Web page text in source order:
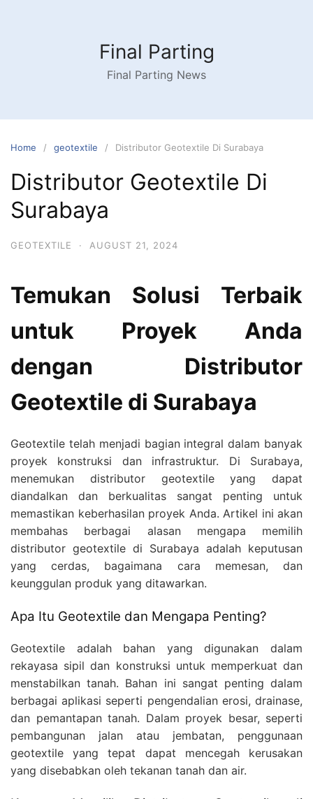
Final Parting
Final Parting News
Home geotextile Distributor Geotextile Di Surabaya
Distributor Geotextile Di
Surabaya
GEOTEXTILE · AUGUST 21, 2024
Temukan Solusi Terbaik
untuk Proyek Anda
dengan Distributor
Geotextile di Surabaya
Geotextile telah menjadi bagian integral dalam banyak
proyek konstruksi dan infrastruktur. Di Surabaya,
menemukan distributor geotextile yang dapat
diandalkan dan berkualitas sangat penting untuk
memastikan keberhasilan proyek Anda. Artikel ini akan
membahas berbagai alasan mengapa memilih
distributor geotextile di Surabaya adalah keputusan
yang cerdas, bagaimana cara memesan, dan
keunggulan produk yang ditawarkan.
Apa Itu Geotextile dan Mengapa Penting?
Geotextile adalah bahan yang digunakan dalam
rekayasa sipil dan konstruksi untuk memperkuat dan
menstabilkan tanah. Bahan ini sangat penting dalam
berbagai aplikasi seperti pengendalian erosi, drainase,
dan pemantapan tanah. Dalam proyek besar, seperti
pembangunan jalan atau jembatan, penggunaan
geotextile yang tepat dapat mencegah kerusakan
yang disebabkan oleh tekanan tanah dan air.